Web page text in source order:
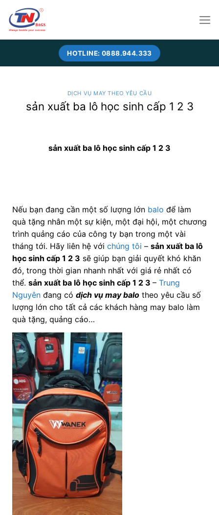
content
HOTLINE: 0888.944.333
DỊCH VỤ MAY THEO YÊU CẦU
sản xuất ba lô học sinh cấp 1 2 3
sản xuất ba lô học sinh cấp 1 2 3
Nếu bạn đang cần một số lượng lớn balo để làm
quà tặng nhân một sự kiện, một đại hội, một chương
trình quảng cáo của công ty bạn trong một vài
tháng tới. Hãy liên hệ với chúng tôi – sản xuất ba lô
học sinh cấp 1 2 3 sẽ giúp bạn giải quyết khó khăn
đó, trong thời gian nhanh nhất với giá rẻ nhất có
thể. sản xuất ba lô học sinh cấp 1 2 3 – Trung
Nguyênđang có dịch vụ may balotheo yêu cầu số
lượng lớn cho tất cả các khách hàng may balo làm
quà tặng, quảng cáo…